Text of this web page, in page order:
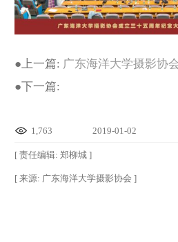
●上一篇: 广东海洋大学摄影协
●下一篇:
1,763 2019-01-02
[ 责任编辑: 郑柳城 ]
[ 来源: 广东海洋大学摄影协会 ]